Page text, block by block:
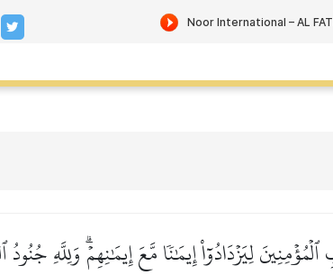
لِيَزۡدَادُوٓاْ إِيمَٰنٗا مَّعَ إِيمَٰنِهِمۡۗ وَلِلَّهِ